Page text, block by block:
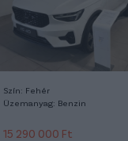
Szín: Fehér
Üzemanyag: Benzin
15 290 000 Ft